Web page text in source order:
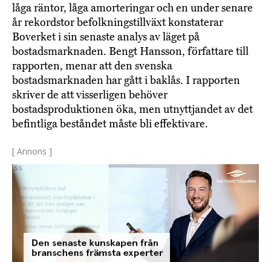
låga räntor, låga amorteringar och en under senare
år rekordstor befolkningstillväxt konstaterar
Boverket i sin senaste analys av läget på
bostadsmarknaden. Bengt Hansson, författare till
rapporten, menar att den svenska
bostadsmarknaden har gått i baklås. I rapporten
skriver de att visserligen behöver
bostadsproduktionen öka, men utnyttjandet av det
befintliga beståndet måste bli effektivare.
[ Annons ]